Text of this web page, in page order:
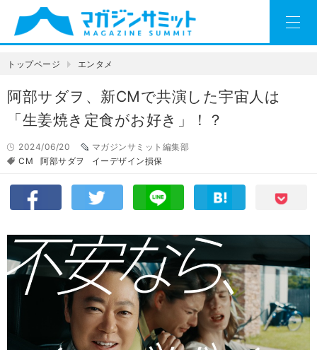
トップページ エンタメ
阿部サダヲ、新CMで共演した宇宙人は
「生姜焼き定食がお好き」！？
2024/06/20
マガジンサミット編集部
CM
阿部サダヲ イーデザイン損保